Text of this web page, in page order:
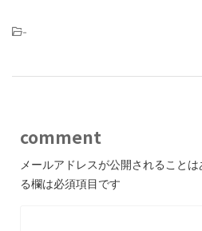
-
comment
メールアドレスが公開されることは
る欄は必須項目です